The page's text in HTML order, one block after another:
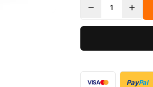
1
VISA PayPal